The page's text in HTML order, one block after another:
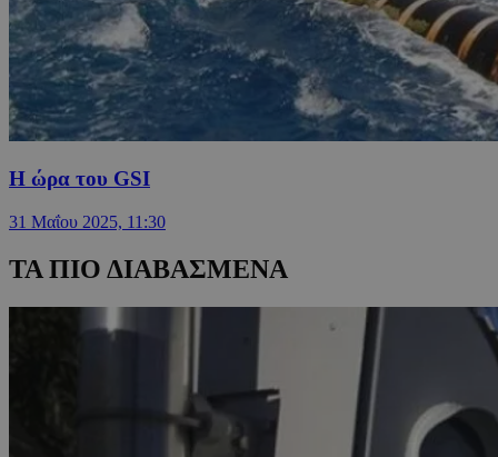
Η ώρα του GSI
31 Μαΐου 2025, 11:30
ΤΑ ΠΙΟ ΔΙΑΒΑΣΜΕΝΑ